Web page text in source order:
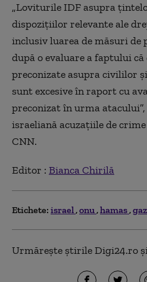
„Loviturile IDF asupra
dispoziţiilor relevante ale
inclusiv luarea de măsuri de
după o evaluare a faptului
preconizate asupra civililor
sunt excesive în raport cu
preconizat în urma
israeliană acuzaţiile de
CNN.
Editor : Bianca Chirilă
Etichete: israel onu hamas
Urmărește știrile Digi24.ro